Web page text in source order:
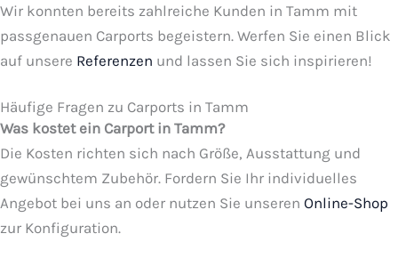
Wir konnten bereits zahlreiche Kunden in Tamm mit
passgenauen Carports begeistern. Werfen Sie einen Blick
auf unsere Referenzen und lassen Sie sich inspirieren!
Häufige Fragen zu Carports in Tamm
Was kostet ein Carport in Tamm?
Die Kosten richten sich nach Größe, Ausstattung und
gewünschtem Zubehör. Fordern Sie Ihr individuelles
Angebot bei uns an oder nutzen Sie unseren Online-Shop
zur Konfiguration.